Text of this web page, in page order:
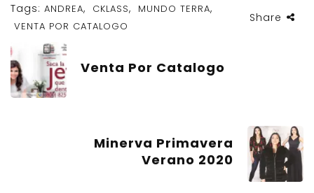
Tags: ANDREA, CKLASS, MUNDO TERRA,
VENTA POR CATALOGO
Share
Venta Por Catalogo
Minerva Primavera
Verano 2020